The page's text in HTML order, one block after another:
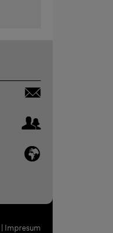
Impresum